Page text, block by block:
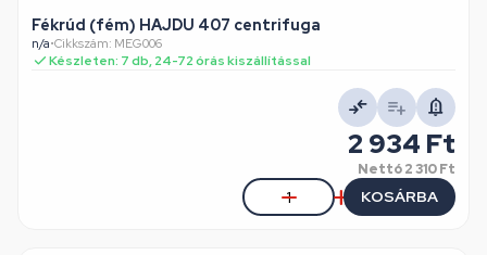
Fékrúd (fém) HAJDU 407 centrifuga
n/a•Cikkszám: MEG006
Készleten: 7 db, 24-72 órás kiszállítással
2 934 Ft
Nettó2 310 Ft
KOSÁRBA